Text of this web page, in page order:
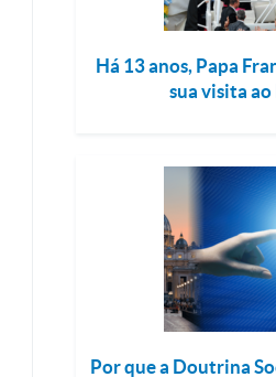
Há 13 anos, Papa
sua visita ao
Por que a Doutrina